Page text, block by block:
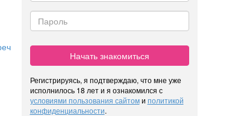
Начать знакомиться
Регистрируясь, я подтверждаю, что мне уже
исполнилось 18 лет и я ознакомился с
условиями пользования сайтоми политикой
конфиденциальности.